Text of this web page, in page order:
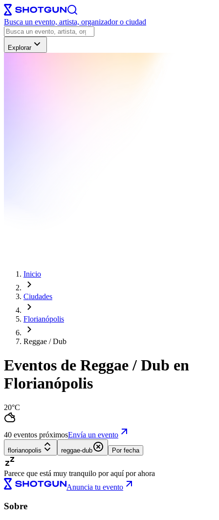
Busca un evento, artista, organizador o ciudad
Explorar
Inicio
Ciudades
Florianópolis
Reggae / Dub
Eventos de Reggae / Dub en
Florianópolis
20°C
40 eventos próximosEnvía un evento
florianopolis reggae-dub Por fecha
Parece que está muy tranquilo por aquí por ahora
Anuncia tu evento
Sobre